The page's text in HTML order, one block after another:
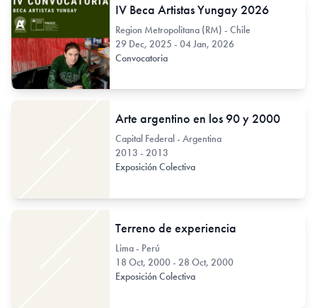
IV Beca Artistas Yungay 2026
Region Metropolitana (RM) - Chile
29 Dec, 2025 - 04 Jan, 2026
Convocatoria
Arte argentino en los 90 y 2000
Capital Federal - Argentina
2013 - 2013
Exposición Colectiva
Terreno de experiencia
Lima - Perú
18 Oct, 2000 - 28 Oct, 2000
Exposición Colectiva